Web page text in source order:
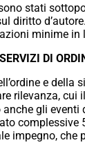
stati
diritto
minime
DI
e
rilevanza,
anche gli
impegno,